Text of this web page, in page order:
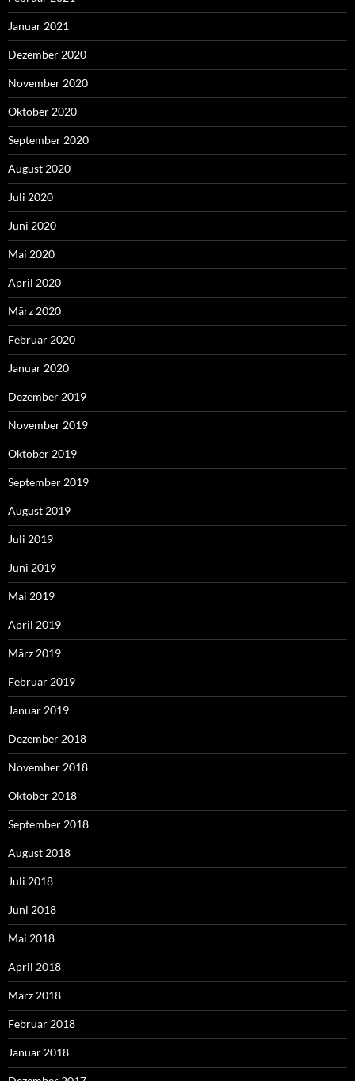
Januar 2021
Dezember 2020
November 2020
Oktober 2020
September 2020
August 2020
Juli 2020
Juni 2020
Mai 2020
April 2020
März 2020
Februar 2020
Januar 2020
Dezember 2019
November 2019
Oktober 2019
September 2019
August 2019
Juli 2019
Juni 2019
Mai 2019
April 2019
März 2019
Februar 2019
Januar 2019
Dezember 2018
November 2018
Oktober 2018
September 2018
August 2018
Juli 2018
Juni 2018
Mai 2018
April 2018
März 2018
Februar 2018
Januar 2018